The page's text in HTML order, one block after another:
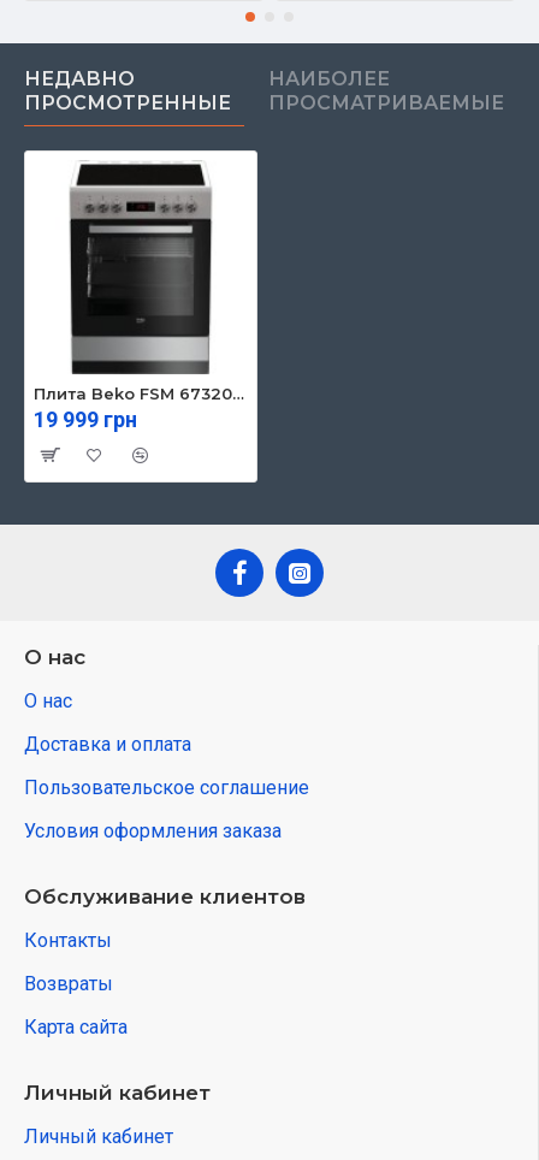
НЕДАВНО
ПРОСМОТРЕННЫЕ
НАИБОЛЕЕ
ПРОСМАТРИВАЕМЫЕ
Плита Beko FSM 67320 GXS (FSM67320GXS)
19 999 грн
О нас
О нас
Доставка и оплата
Пользовательское соглашение
Условия оформления заказа
Обслуживание клиентов
Контакты
Возвраты
Карта сайта
Личный кабинет
Личный кабинет